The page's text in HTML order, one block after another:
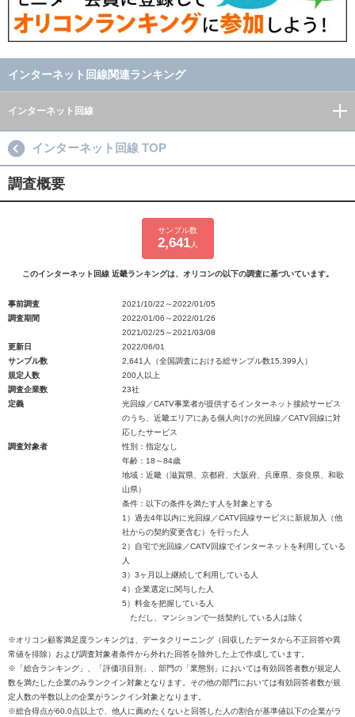
インターネット回線関連ランキング
インターネット回線
インターネット回線 TOP
調査概要
サンプル数
2,641人
このインターネット回線 近畿ランキングは、オリコンの以下の調査に基づいています。
事前調査
2021/10/22～2022/01/05
調査期間
2022/01/06～2022/01/26
2021/02/25～2021/03/08
更新日
2022/06/01
サンプル数
2,641人（全国調査における総サンプル数15,399人）
規定人数
200人以上
調査企業数
23社
定義
光回線／CATV事業者が提供するインターネット接続サービス
のうち、近畿エリアにある個人向けの光回線／CATV回線に対
応したサービス
調査対象者
性別：指定なし
年齢：18～84歳
地域：近畿（滋賀県、京都府、大阪府、兵庫県、奈良県、和歌
山県）
条件：以下の条件を満たす人を対象とする
1）過去4年以内に光回線／CATV回線サービスに新規加入（他
社からの契約変更含む）を行った人
2）自宅で光回線／CATV回線でインターネットを利用している
人
3）3ヶ月以上継続して利用している人
4）企業選定に関与した人
5）料金を把握している人
ただし、マンションで一括契約している人は除く
※オリコン顧客満足度ランキングは、データクリーニング（回収したデータから不正回答や異
常値を排除）および調査対象者条件から外れた回答を除外した上で作成しています。
※「総合ランキング」、「評価項目別」、部門の「業態別」においては有効回答者数が規定人
数を満たした企業のみランクイン対象となります。その他の部門においては有効回答者数が規
定人数の半数以上の企業がランクイン対象となります。
※総合得点が60.0点以上で、他人に薦めたくないと回答した人の割合が基準値以下の企業がラ